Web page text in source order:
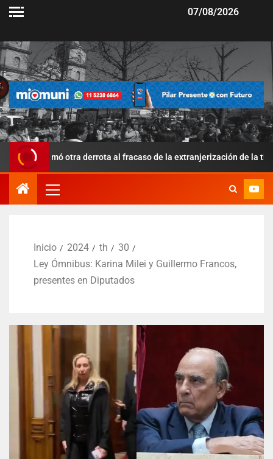
07/08/2026
otra derrota al fracaso de la extranjerización de la tierra
Inicio 2024 th
30
Ley Ómnibus: Karina Milei y Guillermo Francos,
presentes en Diputados